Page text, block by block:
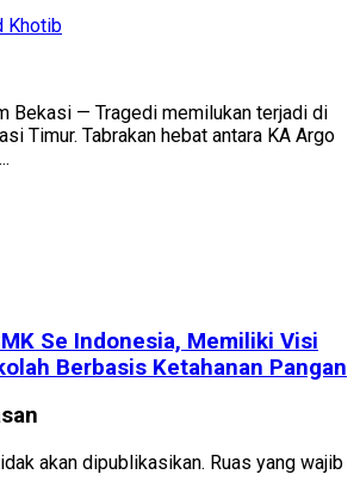
Khotib
Bekasi — Tragedi memilukan terjadi di
Timur. Tabrakan hebat antara KA Argo
Se Indonesia, Memiliki Visi
Berbasis Ketahanan Pangan
akan dipublikasikan. Ruas yang wajib